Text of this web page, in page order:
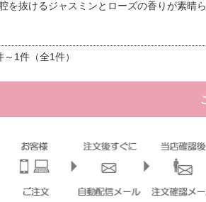
を抜けるジャスミンとローズの香りが素晴ら
～1件（全1件）